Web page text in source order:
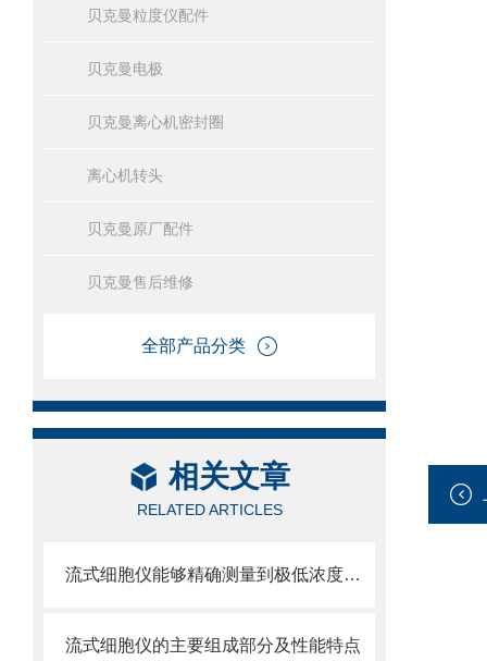
贝克曼粒度仪配件
贝克曼电极
贝克曼离心机密封圈
离心机转头
贝克曼原厂配件
贝克曼售后维修
全部产品分类
相关文章
RELATED ARTICLES
流式细胞仪能够精确测量到极低浓度的标记物
流式细胞仪的主要组成部分及性能特点